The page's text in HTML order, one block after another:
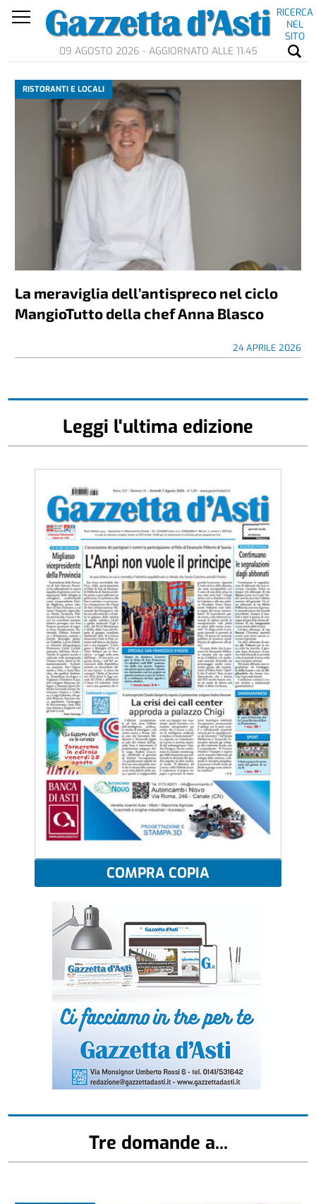
RICERCA
NEL
SITO
09 AGOSTO 2026 - AGGIORNATO ALLE 11.45
RISTORANTI E LOCALI
La meraviglia dell’antispreco nel ciclo
MangioTutto della chef Anna Blasco
24 APRILE 2026
Leggi l'ultima edizione
COMPRA COPIA
Tre domande a...